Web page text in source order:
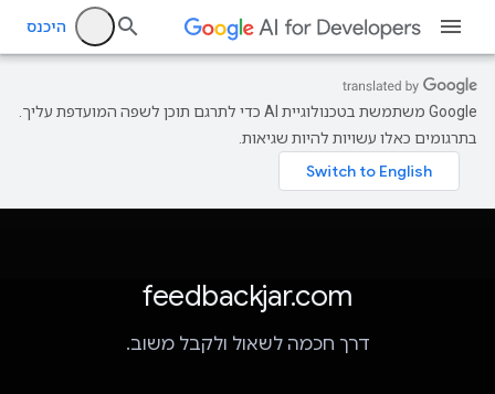
היכנס
‫Google משתמשת בטכנולוגיית AI כדי לתרגם תוכן לשפה המועדפת עליך.
בתרגומים כאלו עשויות להיות שגיאות.
feedbackjar.com
דרך חכמה לשאול ולקבל משוב.